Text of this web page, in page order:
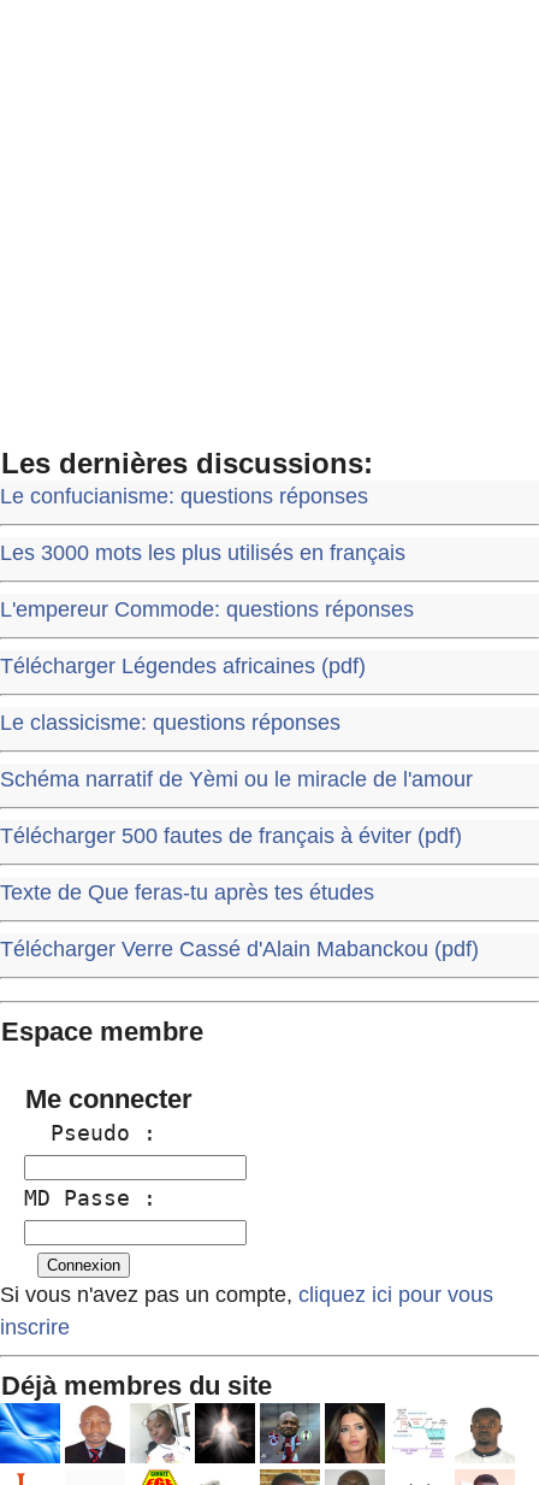
Les dernières discussions:
Le confucianisme: questions réponses
Les 3000 mots les plus utilisés en français
L'empereur Commode: questions réponses
Télécharger Légendes africaines (pdf)
Le classicisme: questions réponses
Schéma narratif de Yèmi ou le miracle de l'amour
Télécharger 500 fautes de français à éviter (pdf)
Texte de Que feras-tu après tes études
Télécharger Verre Cassé d'Alain Mabanckou (pdf)
Espace membre
Me connecter
  Pseudo :
MD Passe :
Si vous n'avez pas un compte, cliquez ici pour vous
inscrire
Déjà membres du site